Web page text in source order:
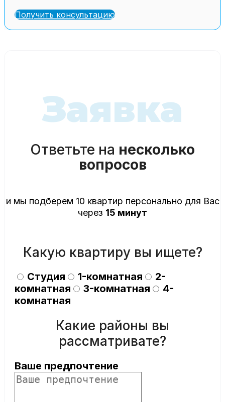
Получить консультацию
Заявка
Ответьте на несколько
вопросов
и мы подберем 10 квартир персонально для Вас
через 15 минут
Какую квартиру вы ищете?
Студия 1-комнатная
2-
комнатная
3-комнатная
4-
комнатная
Какие районы вы
рассматривате?
Ваше предпочтение